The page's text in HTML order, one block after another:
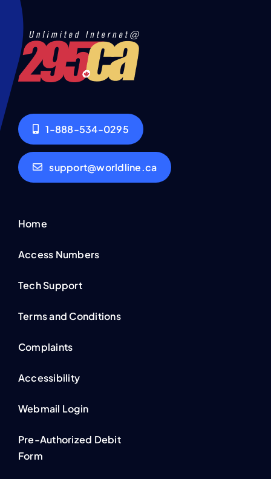
1-888-534-0295
support@worldline.ca
Home
Access Numbers
Tech Support
Terms and Conditions
Complaints
Accessibility
Webmail Login
Pre-Authorized Debit
Form